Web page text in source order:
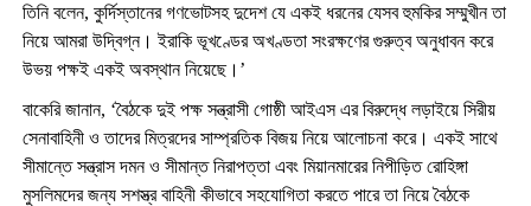
তিনি বলেন, কুর্দিস্তানের গণভোটসহ দুদেশ যে একই ধরনের যেসব হুমকির সম্মুখীন তা
নিয়ে আমরা উদ্বিগ্ন। ইরাকি ভূখণ্ডের অখণ্ডতা সংরক্ষণের গুরুত্ব অনুধাবন করে
উভয় পক্ষই একই অবস্থান নিয়েছে।’
বাকেরি জানান, ‘বৈঠকে দুই পক্ষ সন্ত্রাসী গোষ্ঠী আইএস এর বিরুদ্ধে লড়াইয়ে সিরীয়
সেনাবাহিনী ও তাদের মিত্রদের সাম্প্রতিক বিজয় নিয়ে আলোচনা করে। একই সাথে
সীমান্তে সন্ত্রাস দমন ও সীমান্ত নিরাপত্তা এবং মিয়ানমারের নিপীড়িত রোহিঙ্গা
মুসলিমদের জন্য সশস্ত্র বাহিনী কীভাবে সহযোগিতা করতে পারে তা নিয়ে বৈঠকে